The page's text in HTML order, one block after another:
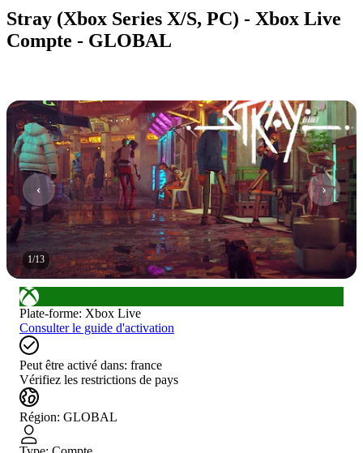
Stray (Xbox Series X/S, PC) - Xbox Live
Compte - GLOBAL
1/13
Plate-forme: Xbox Live
Consulter le guide d'activation
Peut être activé dans: france
Vérifiez les restrictions de pays
Région: GLOBAL